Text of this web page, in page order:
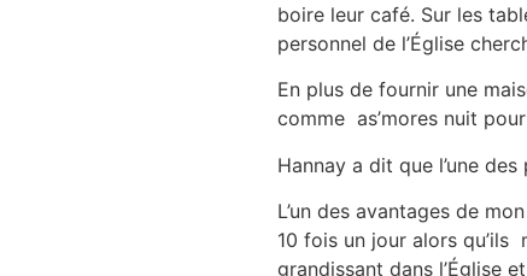
boire leur café. Sur les
personnel de l’Église
En plus de fournir une
comme as’mores nuit
Hannay a dit que l’une
L’un des avantages de
10 fois un jour alors qu’ils
grandissant dans l’Église